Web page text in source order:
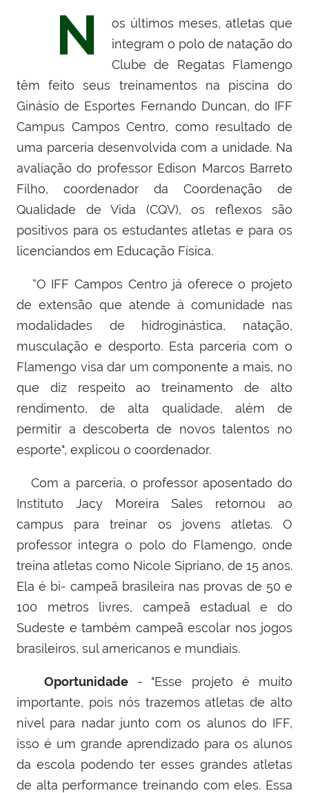
N
os últimos meses, atletas que
integram o polo de natação do
Clube de Regatas Flamengo
têm feito seus treinamentos na piscina do
Ginásio de Esportes Fernando Duncan, do IFF
Campus Campos Centro, como resultado de
uma parceria desenvolvida com a unidade. Na
avaliação do professor Edison Marcos Barreto
Filho, coordenador da Coordenação de
Qualidade de Vida (CQV), os reflexos são
positivos para os estudantes atletas e para os
licenciandos em Educação Física.
“O IFF Campos Centro já oferece o projeto
de extensão que atende à comunidade nas
modalidades de hidroginástica, natação,
musculação e desporto. Esta parceria com o
Flamengo visa dar um componente a mais, no
que diz respeito ao treinamento de alto
rendimento, de alta qualidade, além de
permitir a descoberta de novos talentos no
esporte", explicou o coordenador.
Com a parceria, o professor aposentado do
Instituto Jacy Moreira Sales retornou ao
campus para treinar os jovens atletas. O
professor integra o polo do Flamengo, onde
treina atletas como Nicole Sipriano, de 15 anos.
Ela é bi- campeã brasileira nas provas de 50 e
100 metros livres, campeã estadual e do
Sudeste e também campeã escolar nos jogos
brasileiros, sul americanos e mundiais.
Oportunidade- "Esse projeto é muito
importante, pois nós trazemos atletas de alto
nível para nadar junto com os alunos do IFF,
isso é um grande aprendizado para os alunos
da escola podendo ter esses grandes atletas
de alta performance treinando com eles. Essa